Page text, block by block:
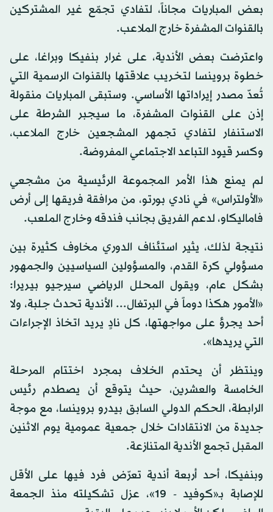
بعض المباريات مجاناً، لتفادي تجمّع غير المشتركين
بالقنوات المشفرة خارج الملاعب.
واعترضت بعض الأندية، على غرار بنفيكا وبراغا، على
خطوة بروينسا لتخريب علاقتها بالقنوات الرسمية التي
تُعدّ مصدر إيراداتها الأساسي. وستبقى المباريات منقولة
إذن على القنوات المشفرة، ما سيجبر الشرطة على
الاستنفار لتفادي تجمهر المشجعين خارج الملاعب،
وكسر قيود التباعد الاجتماعي المفروضة.
لم يمنع هذا الأمر المجموعة الرئيسية من مشجعي
«الأولتراس» في نادي بورتو، من مرافقة فريقها إلى أرض
فاماليكاو، لدعم الفريق بجانب فندقه وخارج الملعب.
نتيجة لذلك، يثير استئناف الدوري مخاوف كثيرة بين
مسؤولي كرة القدم، والمسؤولين السياسيين والجمهور
بشكل عام، ويقول المحلل الرياضي سيرجيو بيريرا:
«الأمور هكذا دوماً في البرتغال... الأندية تحدث جلبة، ولا
أحد يجرؤ على مواجهتها، كل نادٍ يريد اتخاذ الإجراءات
التي يريدها».
وينتظر أن يحتدم الخلاف بمجرد اختتام المرحلة
الخامسة والعشرين، حيث يتوقع أن يصطدم رئيس
الرابطة، الحكم الدولي السابق بيدرو بروينسا، مع موجة
جديدة من الانتقادات خلال جمعية عمومية يوم الاثنين
المقبل تجمع الأندية المتنازعة.
وبنفيكا، أحد أربعة أندية تعرّض فرد فيها على الأقل
للإصابة بـ«كوفيد - 19»، عزل تشكيلته منذ الجمعة